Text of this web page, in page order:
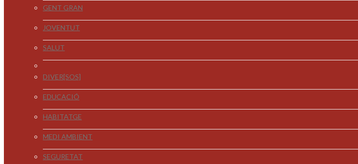
GENT GRAN
JOVENTUT
SALUT
DIVER[SOS]
EDUCACIÓ
HABITATGE
MEDI AMBIENT
SEGURETAT